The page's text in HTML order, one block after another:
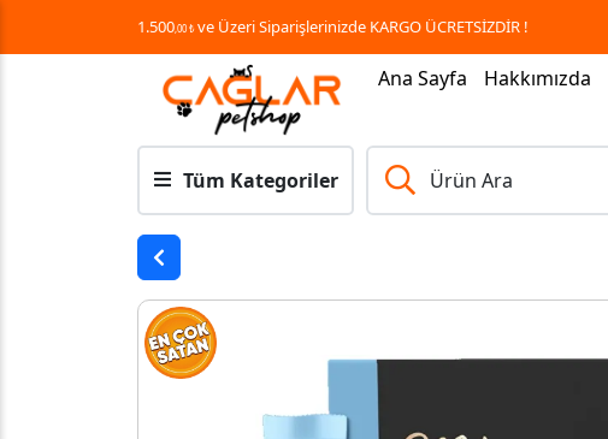
1.500,00 ₺ve Üzeri Siparişlerinizde KARGO ÜCRETSİZDİR !
Ana Sayfa Hakkımızda
Tüm Kategoriler Ürün Ara